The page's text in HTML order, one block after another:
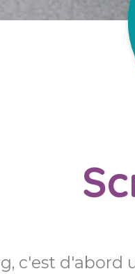
c'est d'abord